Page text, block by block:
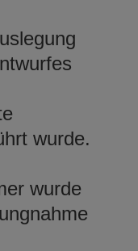
wurde.
wurde